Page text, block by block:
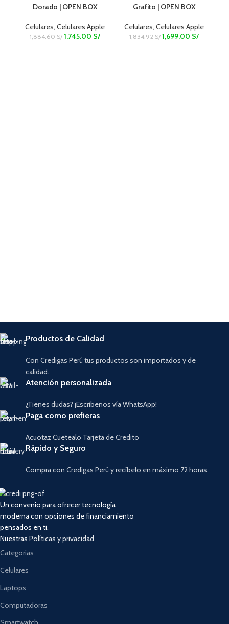
Dorado | OPEN BOX
Celulares, Celulares Apple
1,884.60S/ 1,745.00 S/
Grafito | OPEN BOX
Celulares, Celulares Apple
1,834.92S/ 1,699.00 S/
Productos de Calidad
Con Credigas Perú tus productos son importados y de
calidad.
Atención personalizada
¿Tienes dudas? ¡Escríbenos vía WhatsApp!
Paga como prefieras
Acuotaz Cuetealo Tarjeta de Credito
Rápido y Seguro
Compra con Credigas Perú y recíbelo en máximo 72 horas.
Un convenio para ofrecer tecnología
moderna con opciones de financiamiento
pensados en ti.
Nuestras Políticas y privacidad.
Categorias
Celulares
Laptops
Computadoras